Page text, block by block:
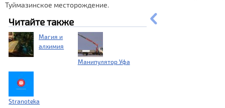
Туймазинское месторождение.
Читайте также
Магия и
алхимия
Манипулятор Уфа
Stranoteka